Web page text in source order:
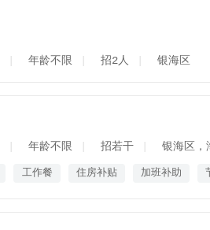
年龄不限 招2人 银海区
年龄不限 招若干 银海区，
工作餐 住房补贴 加班补助